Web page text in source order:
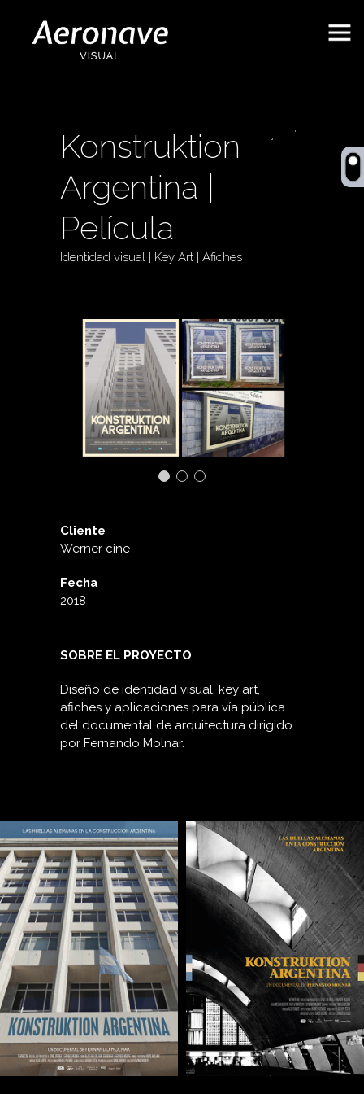
Konstruktion
Argentina |
Película
Identidad visual | Key Art | Afiches
Cliente
Werner cine
Fecha
2018
SOBRE EL PROYECTO
Diseño de identidad visual, key art,
afiches y aplicaciones para vía pública
del documental de arquitectura dirigido
por Fernando Molnar.